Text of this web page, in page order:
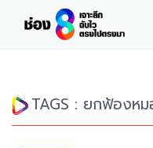
TAGS : ยกฟ้องห